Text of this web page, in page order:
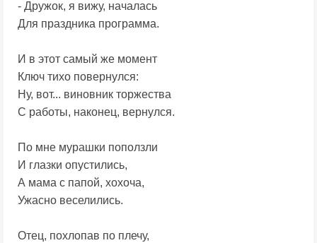
- Дружок, я вижу, началась
Для праздника программа.
И в этот самый же момент
Ключ тихо повернулся:
Ну, вот... виновник торжества
С работы, наконец, вернулся.
По мне мурашки поползли
И глазки опустились,
А мама с папой, хохоча,
Ужасно веселились.
Отец, похлопав по плечу,